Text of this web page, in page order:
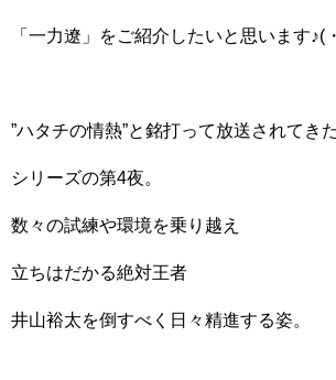
「一力遼」をご紹介したいと思います♪(
”ハタチの情熱”と銘打って放送されてきた
シリーズの第4夜。
数々の試練や環境を乗り越え
立ちはだかる絶対王者
井山裕太を倒すべく日々精進する姿。